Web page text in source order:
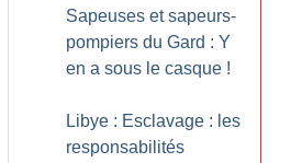
Sapeuses et sapeurs-
pompiers du Gard : Y
en a sous le casque !
Libye : Esclavage : les
responsabilités